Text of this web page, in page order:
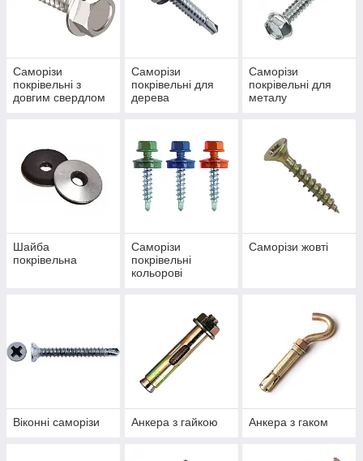
Саморізи
покрівельні з
довгим свердлом
Саморізи
покрівельні для
дерева
Саморізи
покрівельні для
металу
Шайба
покрівельна
Саморізи
покрівельні
кольорові
Саморізи жовті
Віконні саморізи Анкера з гайкою Анкера з гаком